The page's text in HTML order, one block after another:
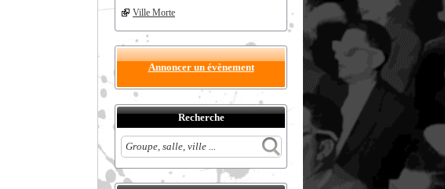
Ville Morte
Annoncer un évènement
Recherche